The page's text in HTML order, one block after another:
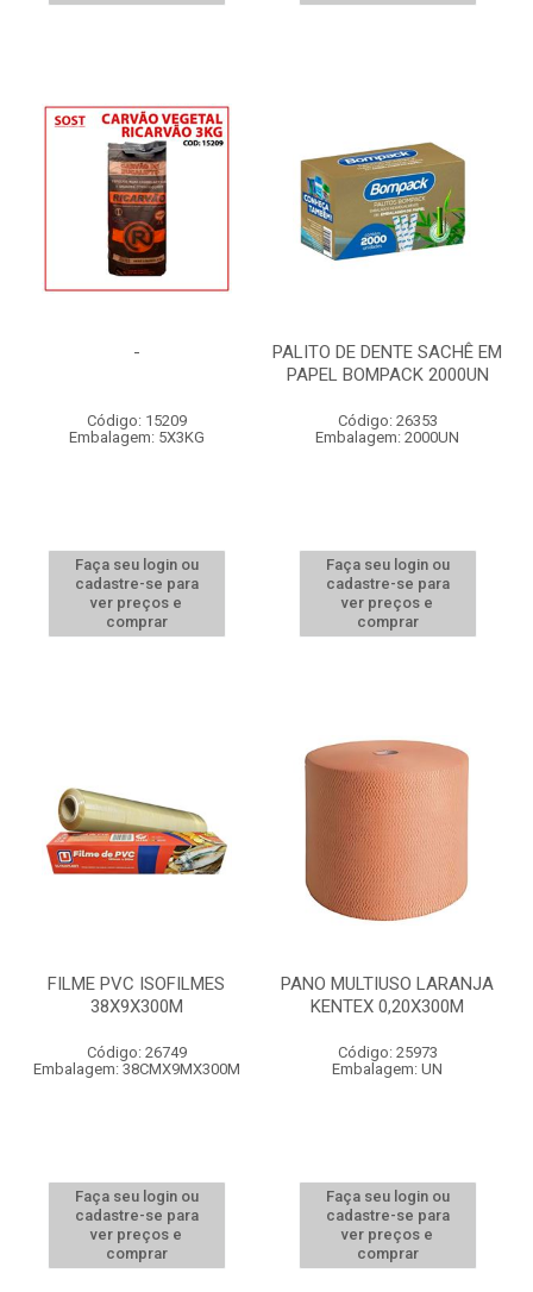
-
Código: 15209
Embalagem: 5X3KG
Faça seu login ou
cadastre-se para
ver preços e
comprar
PALITO DE DENTE SACHÊ EM
PAPEL BOMPACK 2000UN
Código: 26353
Embalagem: 2000UN
Faça seu login ou
cadastre-se para
ver preços e
comprar
FILME PVC ISOFILMES
38X9X300M
Código: 26749
Embalagem: 38CMX9MX300M
Faça seu login ou
cadastre-se para
ver preços e
comprar
PANO MULTIUSO LARANJA
KENTEX 0,20X300M
Código: 25973
Embalagem: UN
Faça seu login ou
cadastre-se para
ver preços e
comprar